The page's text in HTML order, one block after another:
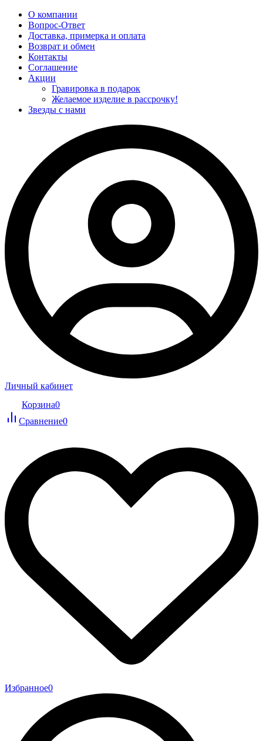
О компании
Вопрос-Ответ
Доставка, примерка и оплата
Возврат и обмен
Контакты
Соглашение
Акции
Гравировка в подарок
Желаемое изделие в рассрочку!
Звезды с нами
Личный кабинет
Корзина0
Сравнение0
Избранное0